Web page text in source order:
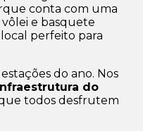
conta com uma
e basquete
perfeito para
do ano. Nos
do
todos desfrutem